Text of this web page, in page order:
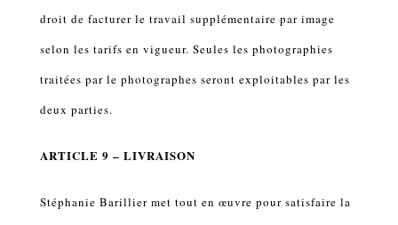
droit de facturer le travail supplémentaire par image
selon les tarifs en vigueur. Seules les photographies
traitées par le photographes seront exploitables par les
deux parties.
ARTICLE 9 – LIVRAISON
Stéphanie Barillier met tout en œuvre pour satisfaire la